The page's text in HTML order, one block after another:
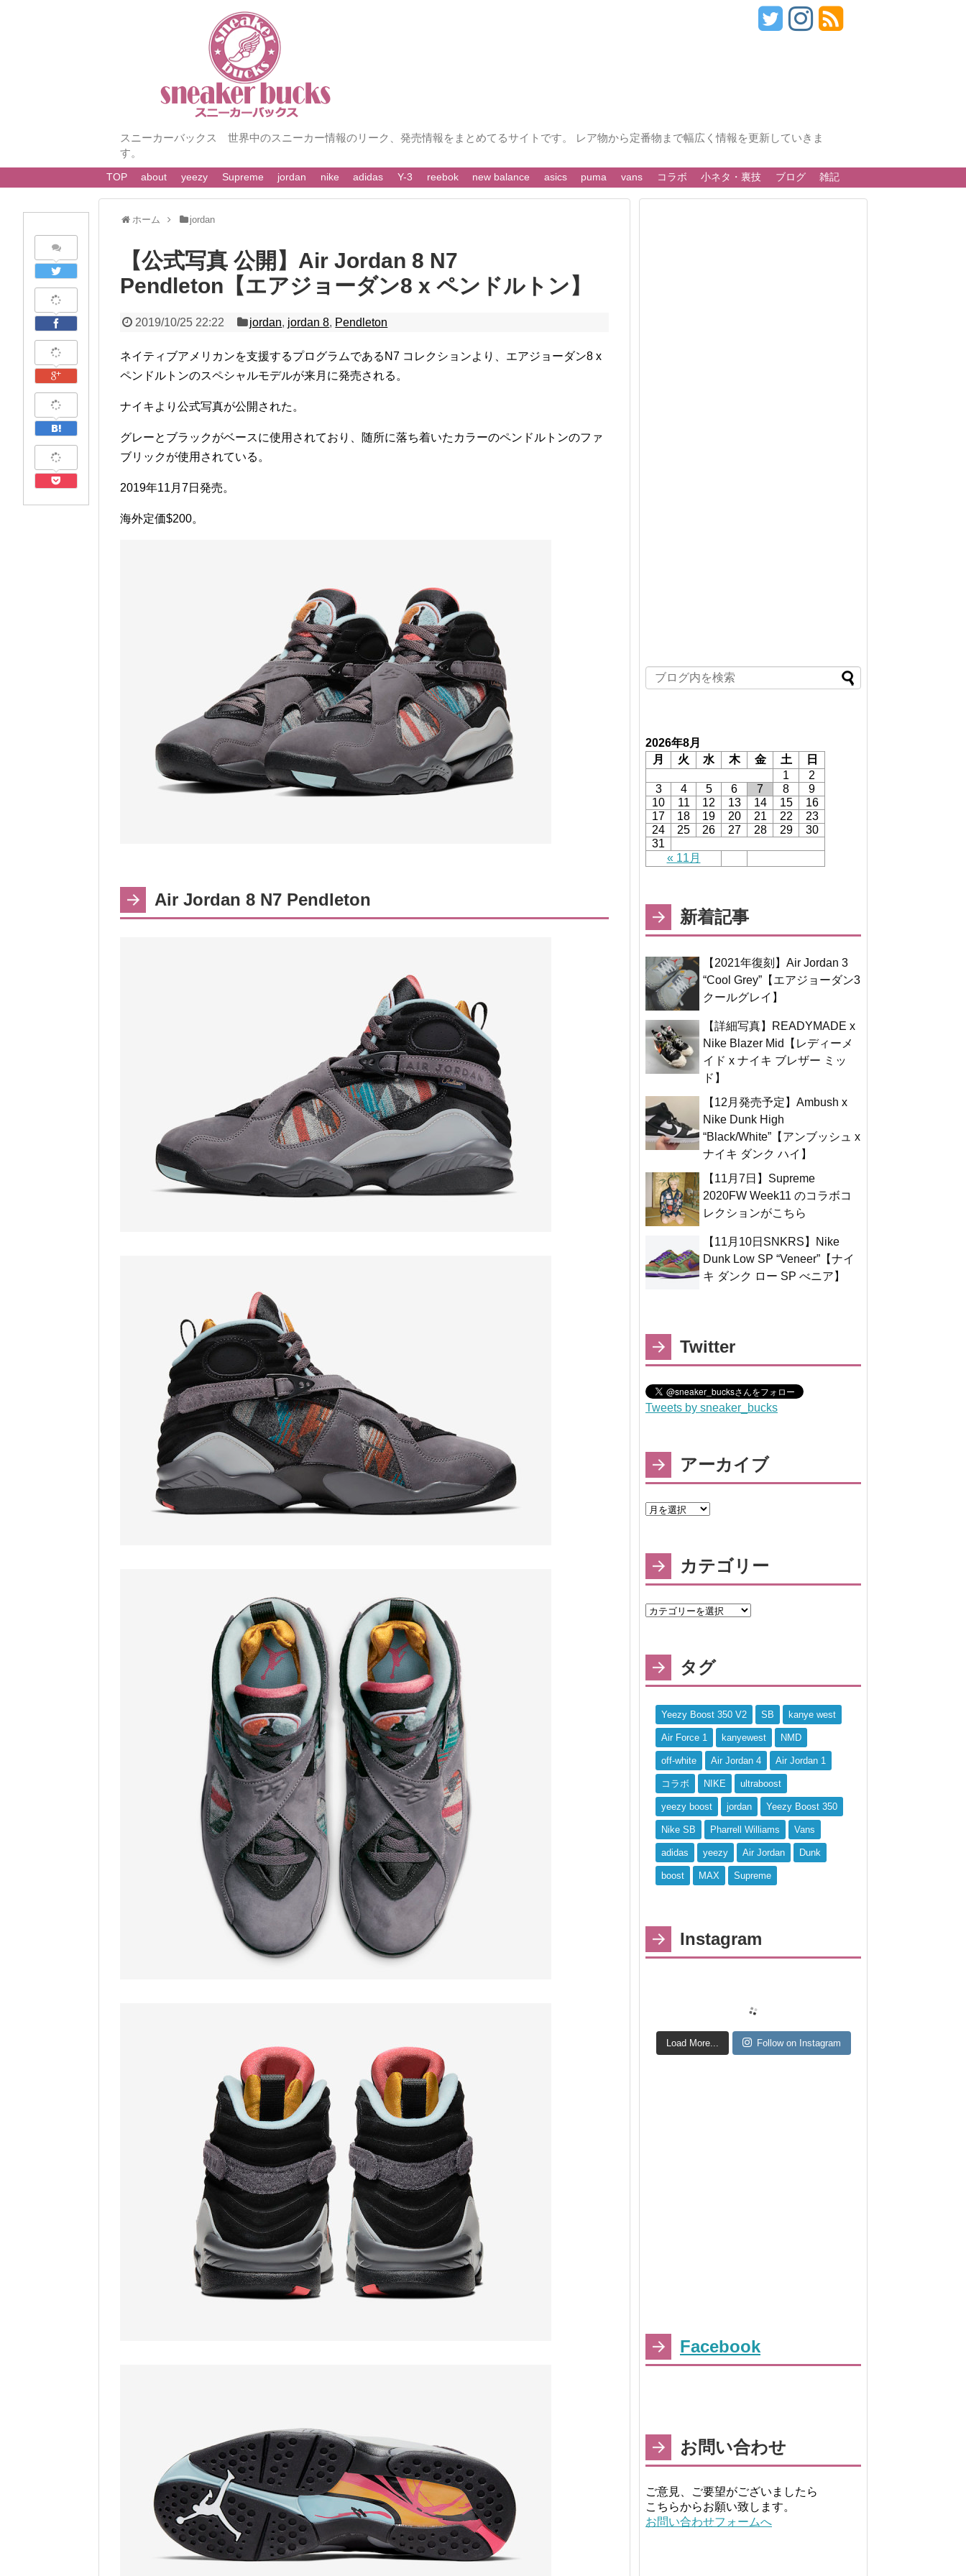
スニーカーバックス 世界中のスニーカー情報のリーク、発売情報をまとめてるサイトです。 レア物から定番物まで幅広く情報を更新していきま
す。
TOP about yeezy Supreme jordan nike adidas Y-3 reebok new balance asics puma vans コラボ 小ネタ・裏技 ブログ 雑記
ホーム jordan
【公式写真 公開】Air Jordan 8 N7
Pendleton【エアジョーダン8 x ペンドルトン】
2019/10/25 22:22 jordan, jordan 8, Pendleton
ネイティブアメリカンを支援するプログラムであるN7 コレクションより、エアジョーダン8 x
ペンドルトンのスペシャルモデルが来月に発売される。
ナイキより公式写真が公開された。
グレーとブラックがベースに使用されており、随所に落ち着いたカラーのペンドルトンのファ
ブリックが使用されている。
2019年11月7日発売。
海外定価$200。
Air Jordan 8 N7 Pendleton
2026年8月
月
火 水 木 金 土 日
« 11月
1
2
3
4 5 6 7 8
9
10
11 12 13 14 15
16
17
18 19 20 21 22
23
24
25 26 27 28 29
30
31
新着記事
【2021年復刻】Air Jordan 3
“Cool Grey”【エアジョーダン3
クールグレイ】
【詳細写真】READYMADE x
Nike Blazer Mid【レディーメ
イド x ナイキ ブレザー ミッ
ド】
【12月発売予定】Ambush x
Nike Dunk High
“Black/White”【アンブッシュ x
ナイキ ダンク ハイ】
【11月7日】Supreme
2020FW Week11 のコラボコ
レクションがこちら
【11月10日SNKRS】Nike
Dunk Low SP “Veneer”【ナイ
キ ダンク ロー SP べニア】
Twitter
Tweets by sneaker_bucks
アーカイブ
カテゴリー
タグ
Yeezy Boost 350 V2 SB kanye west
Air Force 1 kanyewest NMD
off-white Air Jordan 4 Air Jordan 1
コラボ NIKE ultraboost
yeezy boost jordan Yeezy Boost 350
Nike SB Pharrell Williams Vans
adidas yeezy Air Jordan Dunk
boost MAX Supreme
Instagram
Load More... Follow on Instagram
Facebook
お問い合わせ
ご意見、ご要望がございましたら
こちらからお願い致します。
お問い合わせフォームへ